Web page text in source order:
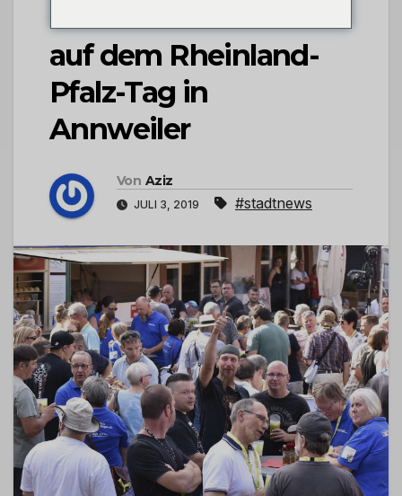
Stadt Bad Kreuznach
auf dem Rheinland-
Pfalz-Tag in
Annweiler
Von Aziz
JULI 3, 2019 #stadtnews